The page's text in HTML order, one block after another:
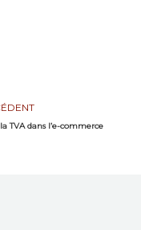
TVA dans l’e-commerce